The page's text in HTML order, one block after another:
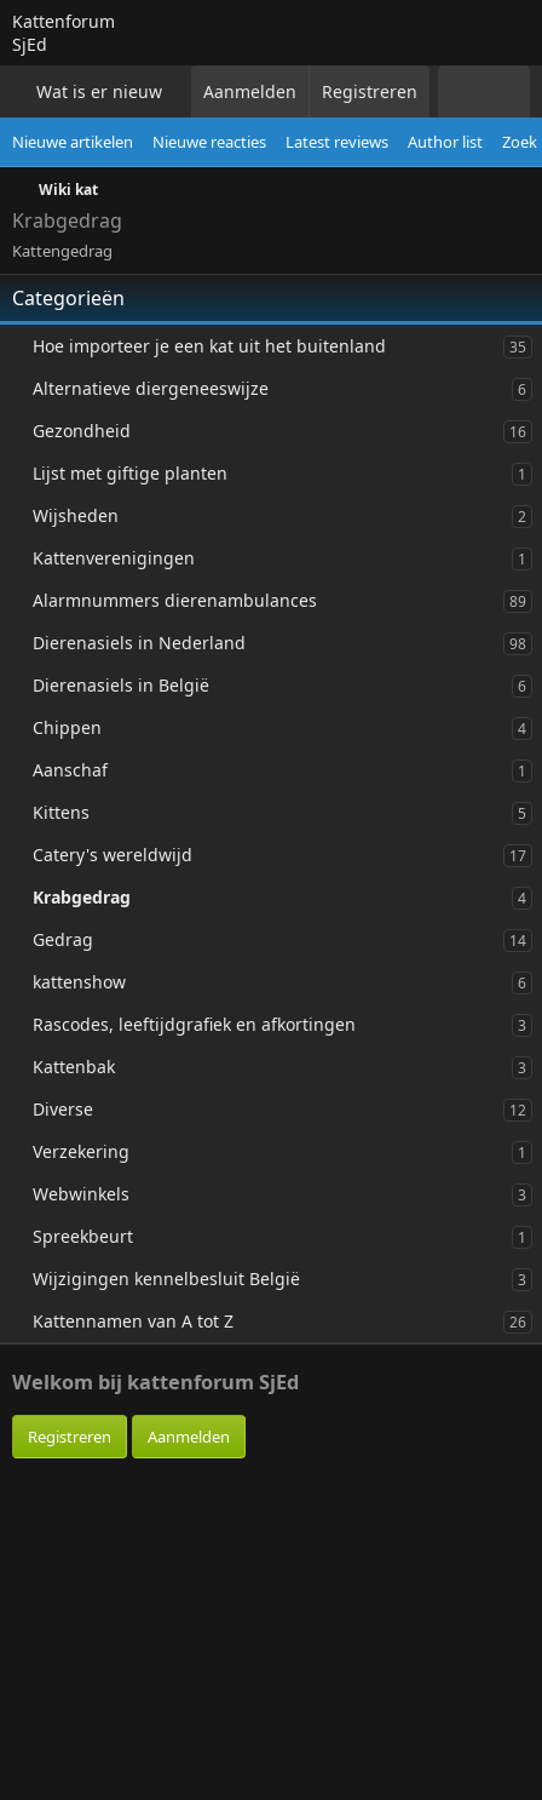
Kattenforum
SjEd
Wat is er nieuw Forums Alle katten
Aanmelden Registreren
Nieuwe artikelen Nieuwe reacties Latest reviews Author list
Wiki kat
Krabgedrag
Kattengedrag
Categorieën
Hoe importeer je een kat uit het buitenland 35
Alternatieve diergeneeswijze 6
Gezondheid 16
Lijst met giftige planten 1
Wijsheden 2
Kattenverenigingen 1
Alarmnummers dierenambulances 89
Dierenasiels in Nederland 98
Dierenasiels in België 6
Chippen 4
Aanschaf 1
Kittens 5
Catery's wereldwijd 17
Krabgedrag 4
Gedrag 14
kattenshow 6
Rascodes, leeftijdgrafiek en afkortingen 3
Kattenbak 3
Diverse 12
Verzekering 1
Webwinkels 3
Spreekbeurt 1
Wijzigingen kennelbesluit België 3
Kattennamen van A tot Z 26
Welkom bij kattenforum SjEd
Registreren Aanmelden